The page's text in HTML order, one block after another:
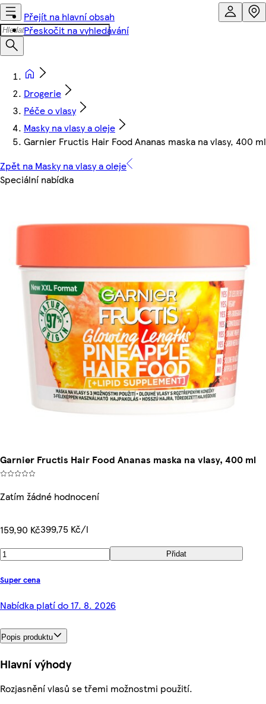
Přejít na hlavní obsah
Přeskočit na vyhledávání
Drogerie
Péče o vlasy
Masky na vlasy a oleje
Garnier Fructis Hair Food Ananas maska na vlasy, 400 ml
Zpět na Masky na vlasy a oleje
Speciální nabídka
Garnier Fructis Hair Food Ananas maska na vlasy, 400 ml
Zatím žádné hodnocení
159,90 Kč399,75 Kč/l
Přidat
Super cena
Nabídka platí do 17. 8. 2026
Popis produktu
Hlavní výhody
Rozjasnění vlasů se třemi možnostmi použití.